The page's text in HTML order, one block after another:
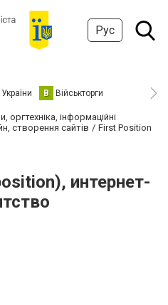
Рус
В Військторги
оргтехніка, інформаційні
створення сайтів
First Position
интернет-